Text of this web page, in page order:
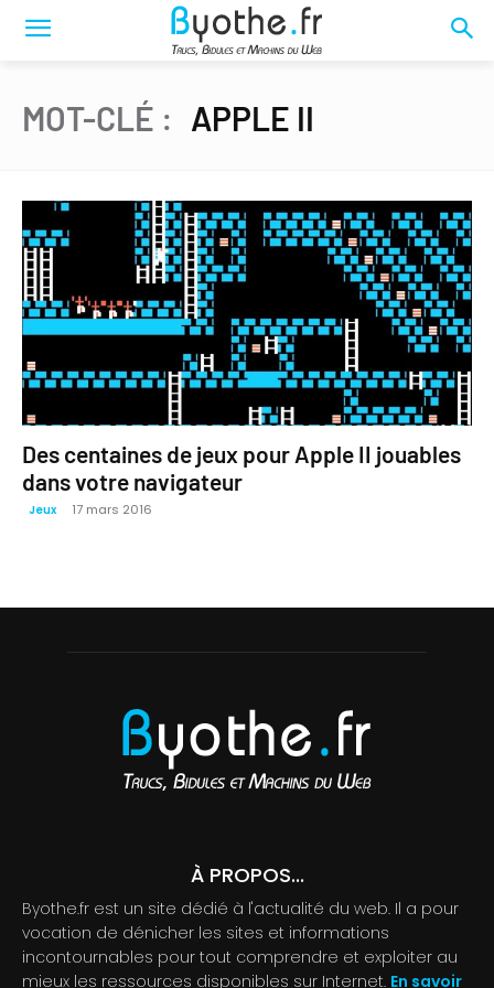
MOT-CLÉ : APPLE II
Des centaines de jeux pour Apple II jouables
dans votre navigateur
Jeux 17 mars 2016
À PROPOS...
Byothe.fr est un site dédié à l'actualité du web. Il a pour
vocation de dénicher les sites et informations
incontournables pour tout comprendre et exploiter au
mieux les ressources disponibles sur Internet. En savoir